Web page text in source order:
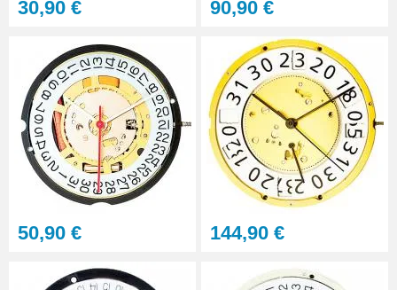
30,90 € 90,90 €
50,90 € 144,90 €